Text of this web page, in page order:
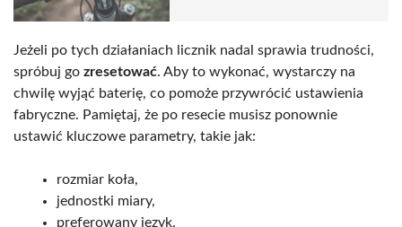
Jeżeli po tych działaniach licznik nadal sprawia trudności,
spróbuj go zresetować. Aby to wykonać, wystarczy na
chwilę wyjąć baterię, co pomoże przywrócić ustawienia
fabryczne. Pamiętaj, że po resecie musisz ponownie
ustawić kluczowe parametry, takie jak:
rozmiar koła,
jednostki miary,
preferowany język.